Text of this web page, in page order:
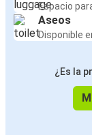
Espacio
Aseos
Disponible
¿Es la